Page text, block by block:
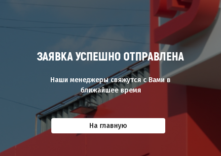
ЗАЯВКА УСПЕШНО ОТПРАВЛЕНА
Наши менеджеры свяжутся с Вами в
ближайшее время
На главную